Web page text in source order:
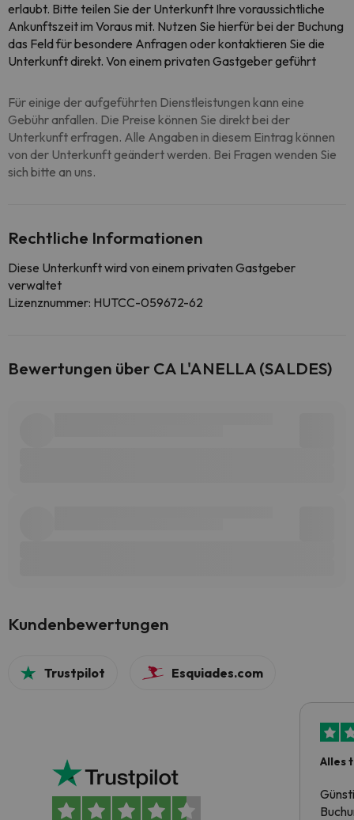
erlaubt. Bitte teilen Sie der Unterkunft Ihre voraussichtliche
Ankunftszeit im Voraus mit. Nutzen Sie hierfür bei der Buchung
das Feld für besondere Anfragen oder kontaktieren Sie die
Unterkunft direkt. Von einem privaten Gastgeber geführt
Für einige der aufgeführten Dienstleistungen kann eine
Gebühr anfallen. Die Preise können Sie direkt bei der
Unterkunft erfragen. Alle Angaben in diesem Eintrag können
von der Unterkunft geändert werden. Bei Fragen wenden Sie
sich bitte an uns.
Rechtliche Informationen
Diese Unterkunft wird von einem privaten Gastgeber
verwaltet
Lizenznummer: HUTCC-059672-62
Bewertungen über CA L'ANELLA (SALDES)
Kundenbewertungen
Trustpilot Esquiades.com
Alles